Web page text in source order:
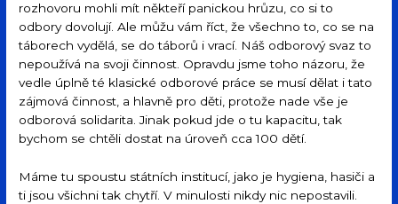
rozhovoru mohli mít někteří panickou hrůzu, co si to
odbory dovolují. Ale můžu vám říct, že všechno to, co se na
táborech vydělá, se do táborů i vrací. Náš odborový svaz to
nepoužívá na svoji činnost. Opravdu jsme toho názoru, že
vedle úplně té klasické odborové práce se musí dělat i tato
zájmová činnost, a hlavně pro děti, protože nade vše je
odborová solidarita. Jinak pokud jde o tu kapacitu, tak
bychom se chtěli dostat na úroveň cca 100 dětí.
Máme tu spoustu státních institucí, jako je hygiena, hasiči a
ti jsou všichni tak chytří. V minulosti nikdy nic nepostavili.